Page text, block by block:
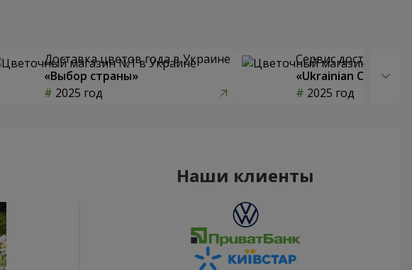
Доставка цветов года в Украине
«Выбор страны»
2025 год
Сервис доставки
«Ukrainian Choice»
2025 год
Наши клиенты